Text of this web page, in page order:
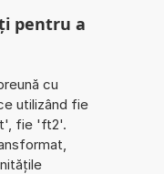
pentru a
cu
utilizând fie
fie 'ft2'.